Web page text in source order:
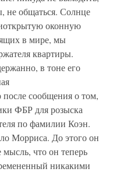
не общаться. Солнце
оконную
в мире, мы
квартиры.
в тоне его
сообщения о том,
ФБР для розыска
по фамилии Коэн.
Морриса. До этого он
что он теперь
никакими